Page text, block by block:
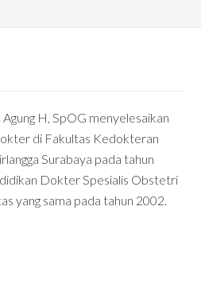
H, SpOG menyelesaikan
di Fakultas Kedokteran
Surabaya pada tahun
Dokter Spesialis Obstetri
yang sama pada tahun 2002.